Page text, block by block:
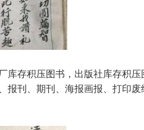
库存积压图书，出版社库存积
刊、期刊、海报画报、打印